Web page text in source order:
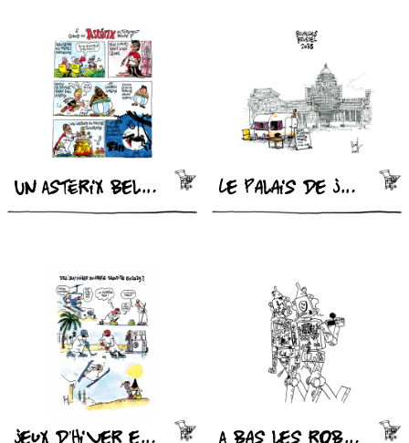
Un Astérix belge Le Palais de Justice de Bruxelles